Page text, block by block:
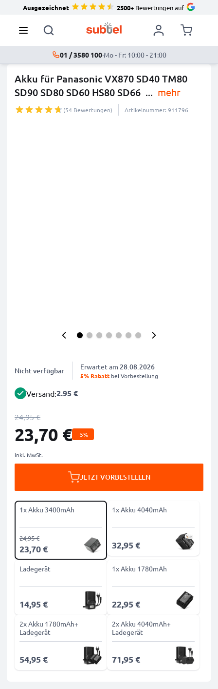
Ausgezeichnet 2500+Bewertungen auf
01 / 3580 100·Mo - Fr: 10:00 - 21:00
Akku für Panasonic VX870 SD40 TM80
SD90 SD80 SD60 HS80 SD66 ... mehr
(54 Bewertungen) Artikelnummer: 911796
Nicht verfügbar Erwartet am 28.08.2026
5% Rabatt bei Vorbestellung
Versand:2.95 €
24,95 €
23,70 € -5%
inkl. MwSt.
JETZT VORBESTELLEN
1x Akku 3400mAh
23,70 €
24,95 €
1x Akku 4040mAh
32,95 €
Ladegerät
14,95 €
1x Akku 1780mAh
22,95 €
2x Akku 1780mAh+
Ladegerät
54,95 €
2x Akku 4040mAh+
Ladegerät
71,95 €